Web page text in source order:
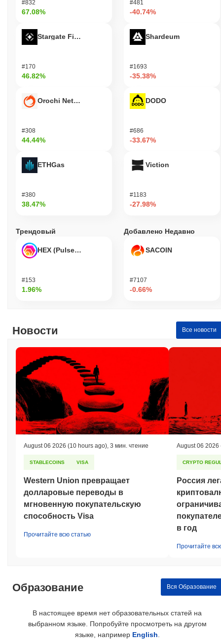
#832
67.08%
Stargate Finance
#170
46.82%
Orochi Network
#308
44.44%
ETHGas
#380
38.47%
#481
-40.74%
Shardeum
#1693
-35.38%
DODO
#686
-33.67%
Viction
#1183
-27.98%
Трендовый
HEX (Pulsechain)
#153
1.96%
Добавлено Недавно
SACOIN
#7107
-0.66%
Новости Все новости
August 06 2026 (10 hours ago) 3 мин. чтение
STABLECOINS VISA
Western Union превращает
долларовые переводы в
мгновенную покупательскую
способность Visa
Прочитайте всю статью
August 06 2026
CRYPTO
Россия
в год
Прочитайте
Образование Вся Образование
В настоящее время нет образовательных статей на
выбранном языке. Попробуйте просмотреть на другом
языке, например English